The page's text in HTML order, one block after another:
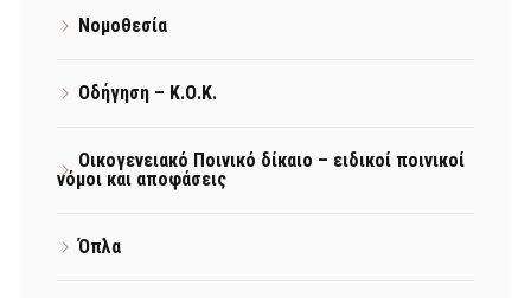
Νομοθεσία
Οδήγηση – Κ.Ο.Κ.
Οικογενειακό Ποινικό δίκαιο – ειδικοί ποινικοί
νόμοι και αποφάσεις
Όπλα